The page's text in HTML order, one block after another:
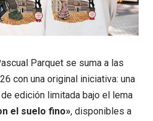
Parquet se suma a las
con una original iniciativa: una
edición limitada bajo el lema
el suelo fino», disponibles a